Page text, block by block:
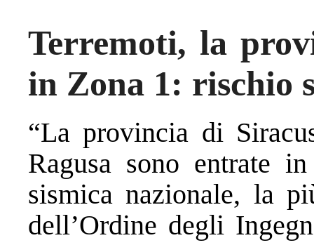
Terremoti, la
in Zona 1: rischio
“La provincia di
Ragusa sono entrate
sismica nazionale, la
dell’Ordine degli